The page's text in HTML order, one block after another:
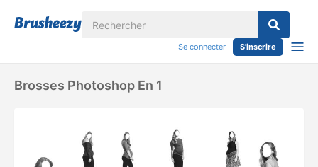
Se connecter S'inscrire
Brosses Photoshop En 1